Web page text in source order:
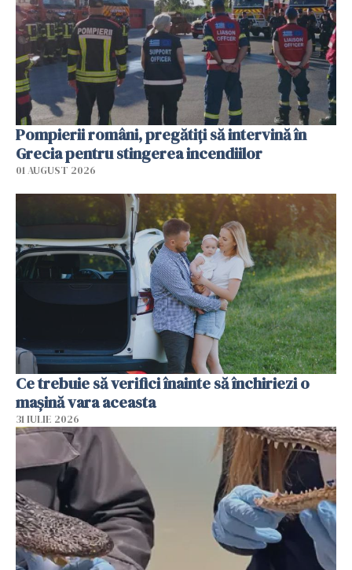
Pompierii români, pregătiţi să intervină în
Grecia pentru stingerea incendiilor
01 AUGUST 2026
Ce trebuie să verifici înainte să închiriezi o
mașină vara aceasta
31 IULIE 2026